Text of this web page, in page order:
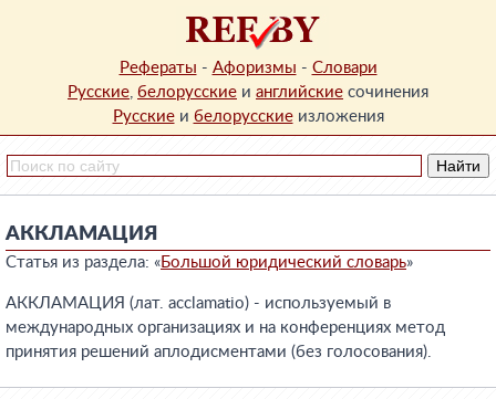
Рефераты - Афоризмы - Словари
Русские, белорусские и английские сочинения
Русскиеи белорусскиеизложения
АККЛАМАЦИЯ
Статья из раздела: «Большой юридический словарь»
АККЛАМАЦИЯ (лат. acclamatio) - используемый в
международных организациях и на конференциях метод
принятия решений аплодисментами (без голосования).